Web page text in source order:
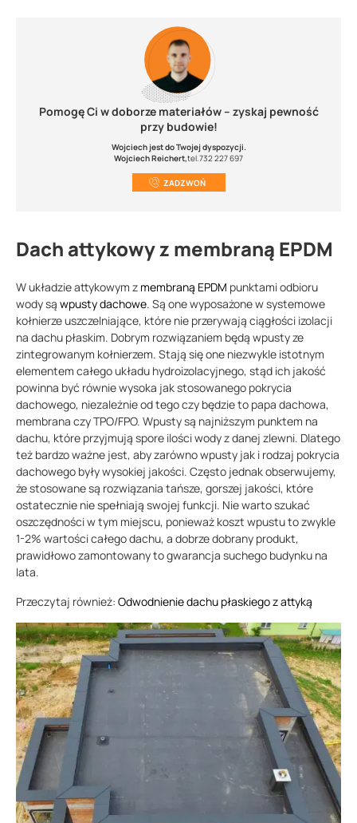
Pomogę Ci w doborze materiałów – zyskaj pewność
przy budowie!
Wojciech jest do Twojej dyspozycji.
Wojciech Reichert,tel.732 227 697
ZADZWOŃ
Dach attykowy z membraną EPDM
W układzie attykowym z membraną EPDM punktami odbioru
wody są wpusty dachowe. Są one wyposażone w systemowe
kołnierze uszczelniające, które nie przerywają ciągłości izolacji
na dachu płaskim. Dobrym rozwiązaniem będą wpusty ze
zintegrowanym kołnierzem. Stają się one niezwykle istotnym
elementem całego układu hydroizolacyjnego, stąd ich jakość
powinna być równie wysoka jak stosowanego pokrycia
dachowego, niezależnie od tego czy będzie to papa dachowa,
membrana czy TPO/FPO. Wpusty są najniższym punktem na
dachu, które przyjmują spore ilości wody z danej zlewni. Dlatego
też bardzo ważne jest, aby zarówno wpusty jak i rodzaj pokrycia
dachowego były wysokiej jakości. Często jednak obserwujemy,
że stosowane są rozwiązania tańsze, gorszej jakości, które
ostatecznie nie spełniają swojej funkcji. Nie warto szukać
oszczędności w tym miejscu, ponieważ koszt wpustu to zwykle
1-2% wartości całego dachu, a dobrze dobrany produkt,
prawidłowo zamontowany to gwarancja suchego budynku na
lata.
Przeczytaj również: Odwodnienie dachu płaskiego z attyką